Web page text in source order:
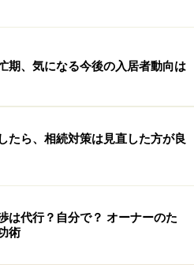
ため、配偶者控除もなく、親
払うという最悪の結果となり
緒だった預金について、「こ
したものなので、実際には贈
ことにして、課税対象からは
、と疑問を言葉にされまし
のことを認識し、贈与された
ければ、税務署は贈与とは認
期、気になる今後の入居者動向は
たら、相続対策は見直した方が良
は代行？自分で？ オーナーのた
術